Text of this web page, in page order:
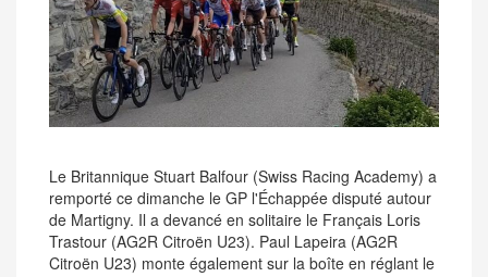
Le Britannique Stuart Balfour (Swiss Racing Academy) a
remporté ce dimanche le GP l'Échappée disputé autour
de Martigny. Il a devancé en solitaire le Français Loris
Trastour (AG2R Citroën U23). Paul Lapeira (AG2R
Citroën U23) monte également sur la boîte en réglant le